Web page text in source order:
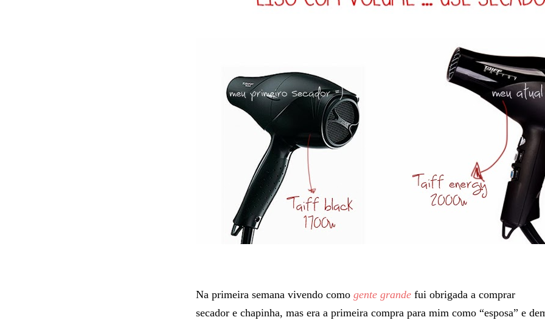
Na primeira semana vivendo como gente grande fui obrigada a comprar
secador e chapinha, mas era a primeira compra para mim como “esposa” e